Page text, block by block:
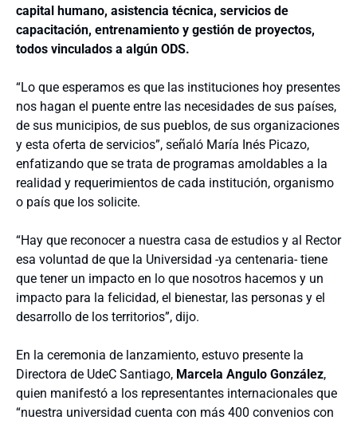
capital humano, asistencia técnica, servicios de
capacitación, entrenamiento y gestión de proyectos,
todos vinculados a algún ODS.
“Lo que esperamos es que las instituciones hoy presentes
nos hagan el puente entre las necesidades de sus países,
de sus municipios, de sus pueblos, de sus organizaciones
y esta oferta de servicios”, señaló María Inés Picazo,
enfatizando que se trata de programas amoldables a la
realidad y requerimientos de cada institución, organismo
o país que los solicite.
“Hay que reconocer a nuestra casa de estudios y al Rector
esa voluntad de que la Universidad -ya centenaria- tiene
que tener un impacto en lo que nosotros hacemos y un
impacto para la felicidad, el bienestar, las personas y el
desarrollo de los territorios”, dijo.
En la ceremonia de lanzamiento, estuvo presente la
Directora de UdeC Santiago, Marcela Angulo González,
quien manifestó a los representantes internacionales que
“nuestra universidad cuenta con más 400 convenios con